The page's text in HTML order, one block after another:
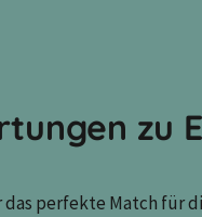
zu
das perfekte Match für